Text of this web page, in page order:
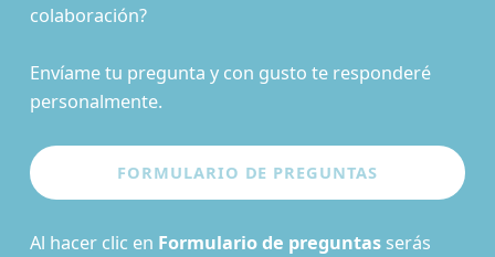
colaboración?
Envíame tu pregunta y con gusto te responderé
personalmente.
Al hacer clic en Formulario de preguntasserás